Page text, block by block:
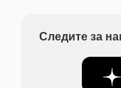
Следите за